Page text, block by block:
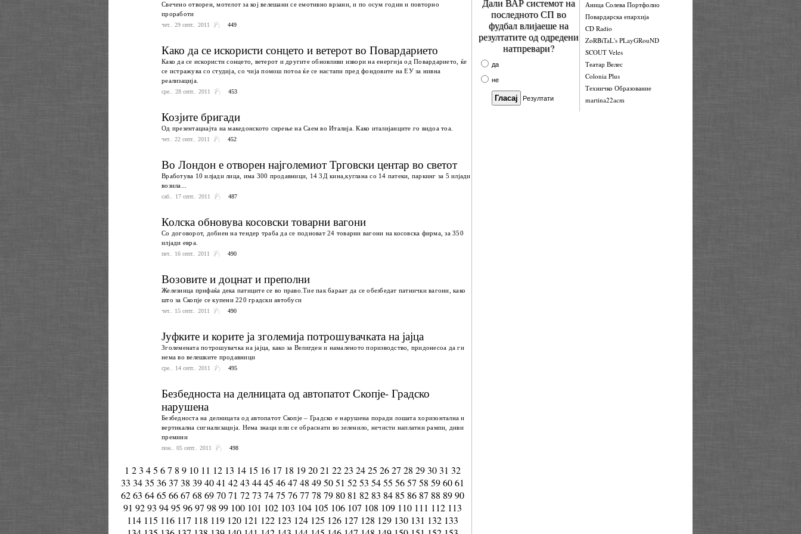
Свечено отворен, мотелот за кој велешани се емотивно врзани, и по осум годин и повторно
проработи
чет.. 29 септ.. 2011 449
Како да се искористи сонцето и ветерот во Повардарието
Како да се искористи сонцето, ветерот и другите обновливи извори на енергија од Повардарието, ќе
се истражува со студија, со чија помош потоа ќе се настапи пред фондовите на ЕУ за нивна
реализација.
сре.. 28 септ.. 2011 453
Козјите бригади
Од презентациајта на македонското сирење на Саем во Италија. Како италијанците го видоа тоа.
чет.. 22 септ.. 2011 452
Во Лондон е отворен најголемиот Трговски центар во светот
Вработува 10 илјади лица, има 300 продавници, 14 3Д кина,куглана со 14 патеки, паркинг за 5 илјади
возила...
саб.. 17 септ.. 2011 487
Колска обновува косовски товарни вагони
Со договорот, добиен на тендер траба да се подноват 24 товарни вагони на косовска фирма, за 350
илјади евра.
пет.. 16 септ.. 2011 490
Возовите и доцнат и преполни
Железница прифаќа дека патиците се во право.Тие пак бараат да се обезбедат патнички вагони, како
што за Скопје се купени 220 градски автобуси
чет.. 15 септ.. 2011 490
Јуфките и корите ја зголемија потрошувачката на јајца
Зголемената потрошувачка на јајца, како за Велигден и намаленото поризводство, придонесоа да ги
нема во велешките продавници
сре.. 14 септ.. 2011 495
Безбедноста на делницата од автопатот Скопје- Градско
нарушена
Безбедноста на делницата од автопатот Скопје – Градско е нарушена поради лошата хоризонтална и
вертикална сигнализација. Нема знаци или се обраснати во зеленило, нечисти наплатни рампи, диви
премини
пон.. 05 септ.. 2011 498
1 23 45 67 8 9 10 11 12 13 14 15 16 17 18 192021 2223 2425 2627 28 293031 32
33 3435 3637 38 394041 4243 4445 4647 48 495051 5253 5455 5657 58 596061
6263 6465 6667 68 697071 7273 7475 7677 78 79 80 81 82 83 84 85 86 87 88 8990
91 9293 9495 9697 98 99 100 101 102 103 104 105 106 107 108 109 110 111 112 113
114 115 116 117 118 119 120 121 122 123 124 125 126 127 128 129 130 131 132 133
Дали ВАР системот на
последното СП во
фудбал влијаеше на
резултатите од одредени
натпревари?
да
не
Резултати
Аница Солева Портфолио
Повардарска епархија
CD Radio
ZoRBiTaL's PLayGRouND
SCOUT Veles
Театар Велес
Colonia Plus
Техничко Образование
martina22acm